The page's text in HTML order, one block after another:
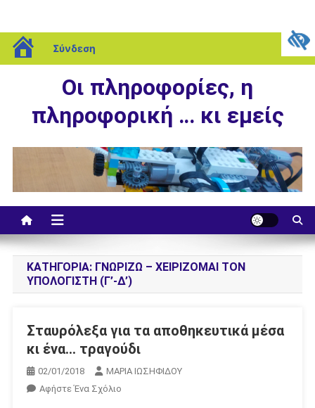
blogs.sch.gr
Σύνδεση
Μεταπηδήστε
στο
Οι πληροφορίες, η
πληροφορική … κι εμείς
ΚΑΤΗΓΟΡΊΑ: ΓΝΩΡΊΖΩ – ΧΕΙΡΊΖΟΜΑΙ ΤΟΝ
ΥΠΟΛΟΓΙΣΤΉ (Γ’-Δ’)
Σταυρόλεξα για τα αποθηκευτικά μέσα
κι ένα… τραγούδι
02/01/2018
ΜΑΡΙΑ ΙΩΣΗΦΙΔΟΥ
Αφήστε Ένα ΣχόλιοΓια